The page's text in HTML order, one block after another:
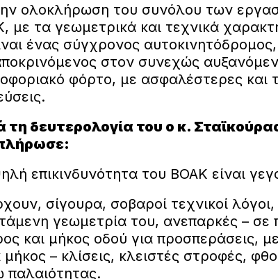
ολοκλήρωση του συνόλου των
με τα γεωμετρικά και τεχνικά
ένας σύγχρονος αυτοκινητόδρομος,
στον συνεχώς
φόρτο, με ασφαλέστερες και
τη δευτερολογία του ο κ.
επικινδυνότητα του ΒΟΑΚ είναι
σίγουρα, σοβαροί τεχνικοί
γεωμετρία του, ανεπαρκές – σε
και μήκος οδού για προσπεράσεις,
μήκος – κλίσεις, κλειστές στροφές,
παλαιότητας.